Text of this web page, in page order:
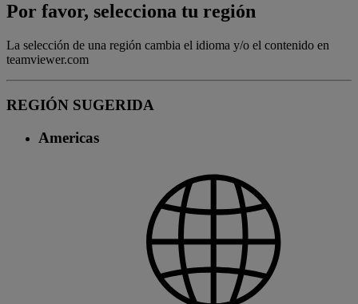
Por favor, selecciona tu región
La selección de una región cambia el idioma y/o el contenido en
teamviewer.com
REGIÓN SUGERIDA
Americas